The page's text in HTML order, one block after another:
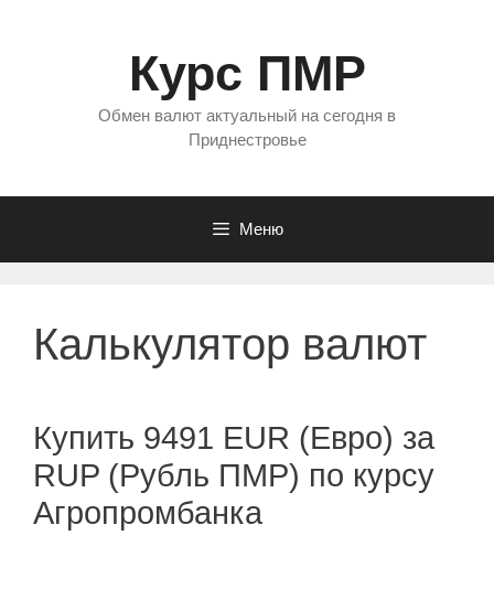
Курс ПМР
Обмен валют актуальный на сегодня в
Приднестровье
Меню
Калькулятор валют
Купить 9491 EUR (Евро) за
RUP (Рубль ПМР) по курсу
Агропромбанка